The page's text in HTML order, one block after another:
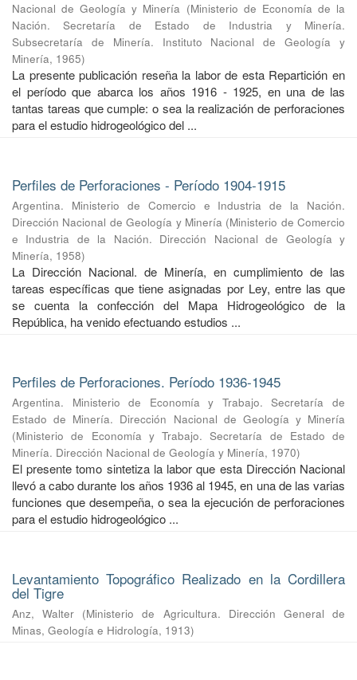
Nacional de Geología y Minería (Ministerio de Economía de la
Nación. Secretaría de Estado de Industria y Minería.
Subsecretaría de Minería. Instituto Nacional de Geología y
Minería, 1965)
La presente publicación reseña la labor de esta Repartición en
el período que abarca los años 1916 - 1925, en una de las
tantas tareas que cumple: o sea la realización de perforaciones
para el estudio hidrogeológico del ...
Perfiles de Perforaciones - Período 1904-1915
Argentina. Ministerio de Comercio e Industria de la Nación.
Dirección Nacional de Geología y Minería (Ministerio de Comercio
e Industria de la Nación. Dirección Nacional de Geología y
Minería, 1958)
La Dirección Nacional. de Minería, en cumplimiento de las
tareas específicas que tiene asignadas por Ley, entre las que
se cuenta la confección del Mapa Hidrogeológico de la
República, ha venido efectuando estudios ...
Perfiles de Perforaciones. Período 1936-1945
Argentina. Ministerio de Economía y Trabajo. Secretaría de
Estado de Minería. Dirección Nacional de Geología y Minería
(Ministerio de Economía y Trabajo. Secretaría de Estado de
Minería. Dirección Nacional de Geología y Minería, 1970)
El presente tomo sintetiza la labor que esta Dirección Nacional
llevó a cabo durante los años 1936 al 1945, en una de las varias
funciones que desempeña, o sea la ejecución de perforaciones
para el estudio hidrogeológico ...
Levantamiento Topográfico Realizado en la Cordillera
del Tigre
Anz, Walter (Ministerio de Agricultura. Dirección General de
Minas, Geología e Hidrología, 1913)